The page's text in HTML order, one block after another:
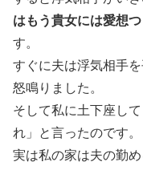
はもう貴女には愛想つ
す。
すぐに夫は浮気相手
怒鳴りました。
そして私に土下座し
れ」と言ったのです。
実は私の家は夫の勤